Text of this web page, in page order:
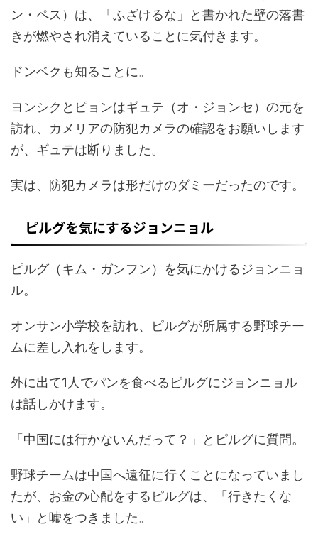
ン・ペス）は、「ふざけるな」と書かれた壁の落書
きが燃やされ消えていることに気付きます。
ドンベクも知ることに。
ヨンシクとピョンはギュテ（オ・ジョンセ）の元を
訪れ、カメリアの防犯カメラの確認をお願いします
が、ギュテは断りました。
実は、防犯カメラは形だけのダミーだったのです。
ピルグを気にするジョンニョル
ピルグ（キム・ガンフン）を気にかけるジョンニョ
ル。
オンサン小学校を訪れ、ピルグが所属する野球チー
ムに差し入れをします。
外に出て1人でパンを食べるピルグにジョンニョル
は話しかけます。
「中国には行かないんだって？」とピルグに質問。
野球チームは中国へ遠征に行くことになっていまし
たが、お金の心配をするピルグは、「行きたくな
い」と嘘をつきました。